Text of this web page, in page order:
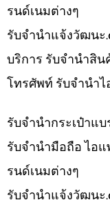
รนด์เนมต่างๆ
รับจํานําแจ้งวัฒนะ
บริการ รับจำนำสิ
โทรศัพท์ รับจำนำ
รับจำนำกระเป๋าแ
รับจำนำมือถือ ไอ
รนด์เนมต่างๆ
รับจํานําแจ้งวัฒนะ